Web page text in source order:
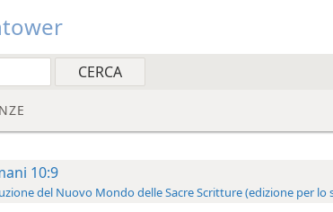
10:9
del Nuovo Mondo delle Sacre Scritture (edizione per lo